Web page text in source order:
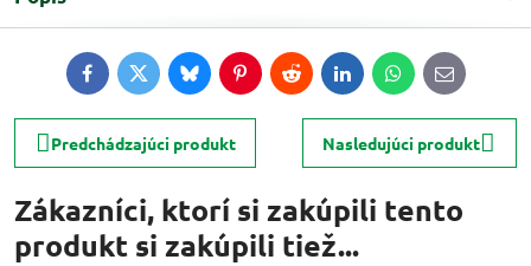
FacebookTwitterBlueskyPinterestRedditLinkedInWhatsApp
E-
mail
Predchádzajúci produkt Nasledujúci produkt
Zákazníci, ktorí si zakúpili tento
produkt si zakúpili tiež...